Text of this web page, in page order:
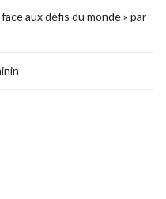
aux défis du monde » par